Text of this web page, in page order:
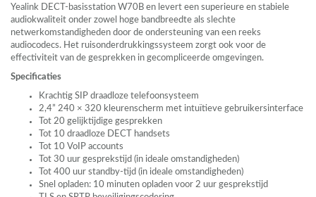
Yealink DECT -basisstation W70B en levert een superieure en stabiele
audiokwaliteit onder zowel hoge bandbreedte als slechte
netwerkomstandigheden door de ondersteuning van een reeks
audiocodecs. Het ruisonderdrukkingssysteem zorgt ook voor de
effectiviteit van de gesprekken in gecompliceerde omgevingen.
Specificaties
Krachtig SIP draadloze telefoonsysteem
2,4” 240 × 320 kleurenscherm met intuïtieve gebruikersinterface
Tot 20 gelijktijdige gesprekken
Tot 10 draadloze DECT
handsets
Tot 10 VoIP accounts
Tot 30 uur gesprekstijd (in ideale omstandigheden)
Tot 400 uur standby-tijd (in ideale omstandigheden)
Snel opladen: 10 minuten opladen voor 2 uur gesprekstijd